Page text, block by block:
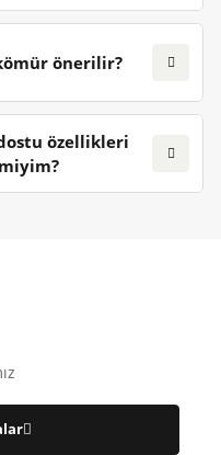
önerilir?
özellikleri